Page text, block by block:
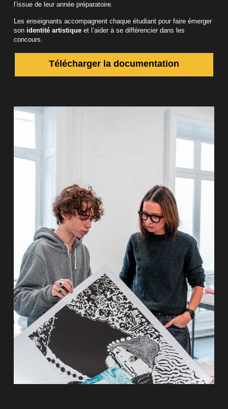
l’issue de leur année préparatoire.
Les enseignants accompagnent chaque étudiant pour faire émerger
son identité artistique et l’aider à se différencier dans les
concours.
Télécharger la documentation